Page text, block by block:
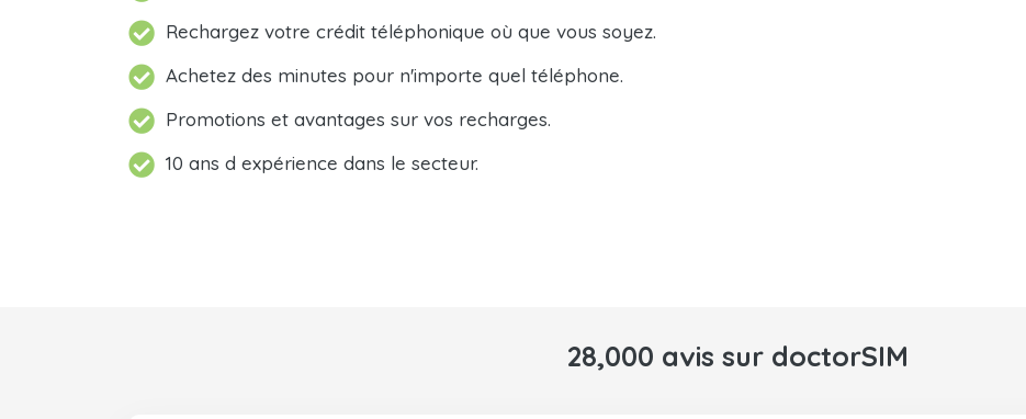
Rechargez votre crédit téléphonique où que vous soyez.
Achetez des minutes pour n'importe quel téléphone.
Promotions et avantages sur vos recharges.
10 ans d expérience dans le secteur.
28,000 avis sur doctorSIM